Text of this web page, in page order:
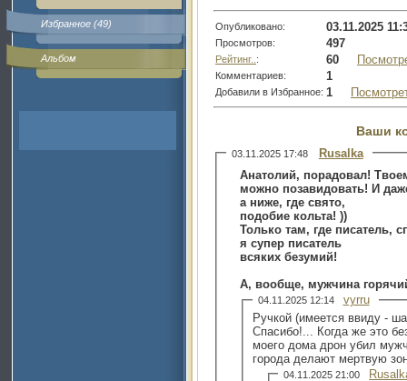
Избранное (49)
Альбом
Опубликовано: 03.11.2025
Просмотров: 497
Рейтинг.. : 60
Комментариев: 1
Добавили в Избранное: 1
Ваши
03.11.2025 17:48
Rusalka
Анатолий, порадовал!
можно позавидовать! И
а ниже, где свято,
подобие кольта! ))
Только там, где писатель,
я супер писатель
всяких безумий!
А, вообще, мужчина
04.11.2025 12:14
vyrru
Ручкой (имеется ввиду -
Спасибо!... Когда же это
моего дома дрон убил
города делают мертвую
04.11.2025 21:00